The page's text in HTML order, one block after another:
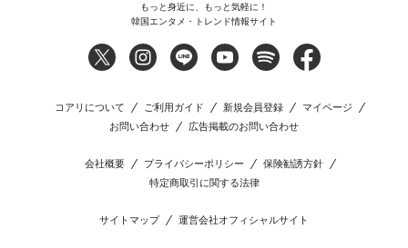
もっと身近に、もっと気軽に！
韓国エンタメ・トレンド情報サイト
コアリについて ご利用ガイド 新規会員登録
マイページ
お問い合わせ
広告掲載のお問い合わせ
会社概要 プライバシーポリシー
保険勧誘方針
特定商取引に関する法律
サイトマップ 運営会社オフィシャルサイト